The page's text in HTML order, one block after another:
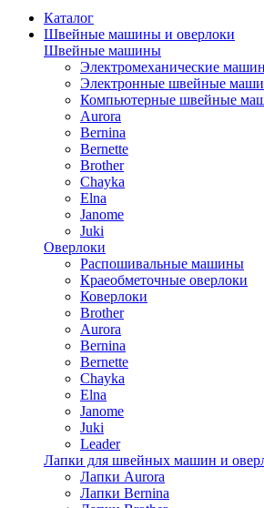
Каталог
Швейные машины и оверлоки
Швейные машины
Электромеханические
Электронные швейные
Компьютерные швейные
Aurora
Bernina
Bernette
Brother
Chayka
Elna
Janome
Juki
Оверлоки
Распошивальные машины
Краеобметочные оверлоки
Коверлоки
Brother
Aurora
Bernina
Bernette
Chayka
Elna
Janome
Juki
Leader
Лапки для швейных машин и
Лапки Aurora
Лапки Bernina